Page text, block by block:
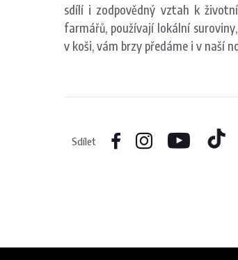
sdílí i zodpovědný vztah k
farmářů, používají lokální
v koši, vám brzy předáme i v naší
Sdílet